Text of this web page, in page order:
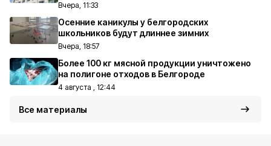
Вчера, 11:33
Осенние каникулы у белгородских
школьников будут длиннее зимних
Вчера, 18:57
Более 100 кг мясной продукции уничтожено
на полигоне отходов в Белгороде
4 августа , 12:44
Все материалы